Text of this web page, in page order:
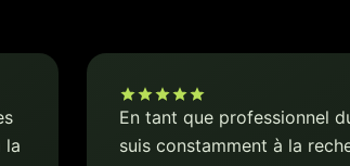
la
En tant que professionnel
suis constamment à la